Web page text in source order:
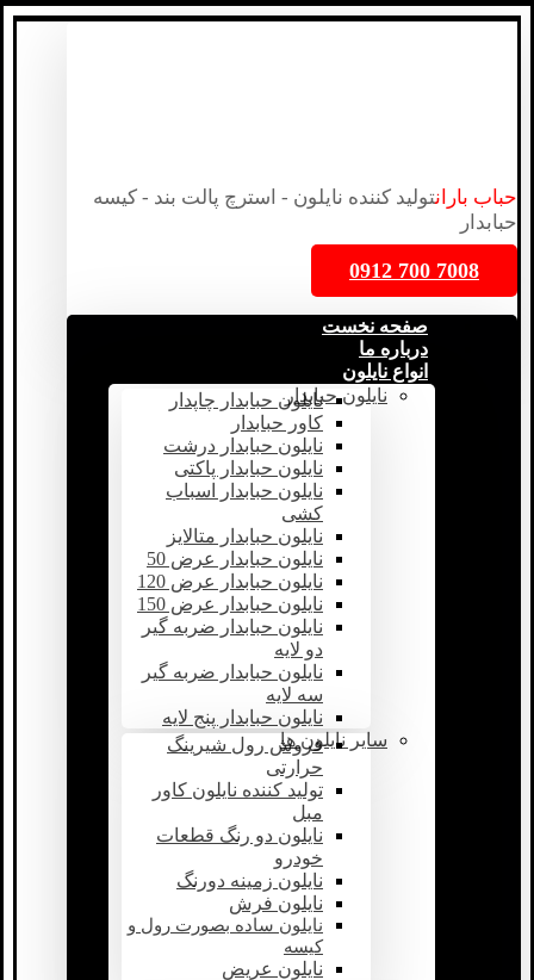
حباب بارانتولید کننده نایلون - استرچ پالت بند - کیسه
حبابدار
7008 700 0912
صفحه نخست
درباره ما
انواع نایلون
نایلون حبابدارنایلون حبابدار چاپدار
کاور حبابدار
نایلون حبابدار درشت
نایلون حبابدار پاکتی
نایلون حبابدار اسباب
کشی
نایلون حبابدار متالایز
نایلون حبابدار عرض 50
نایلون حبابدار عرض 120
نایلون حبابدار عرض 150
نایلون حبابدار ضربه گیر
دو لایه
نایلون حبابدار ضربه گیر
سه لایه
نایلون حبابدار پنج لایه
سایر نایلون هافروش رول شیرینگ
حرارتی
تولید کننده نایلون کاور
مبل
نایلون دو رنگ قطعات
خودرو
نایلون زمینه دورنگ
نایلون فرش
نایلون ساده بصورت رول و
کیسه
نایلون عریض